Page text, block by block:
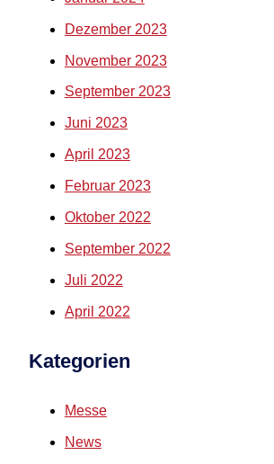
Dezember 2023
November 2023
September 2023
Juni 2023
April 2023
Februar 2023
Oktober 2022
September 2022
Juli 2022
April 2022
Kategorien
Messe
News